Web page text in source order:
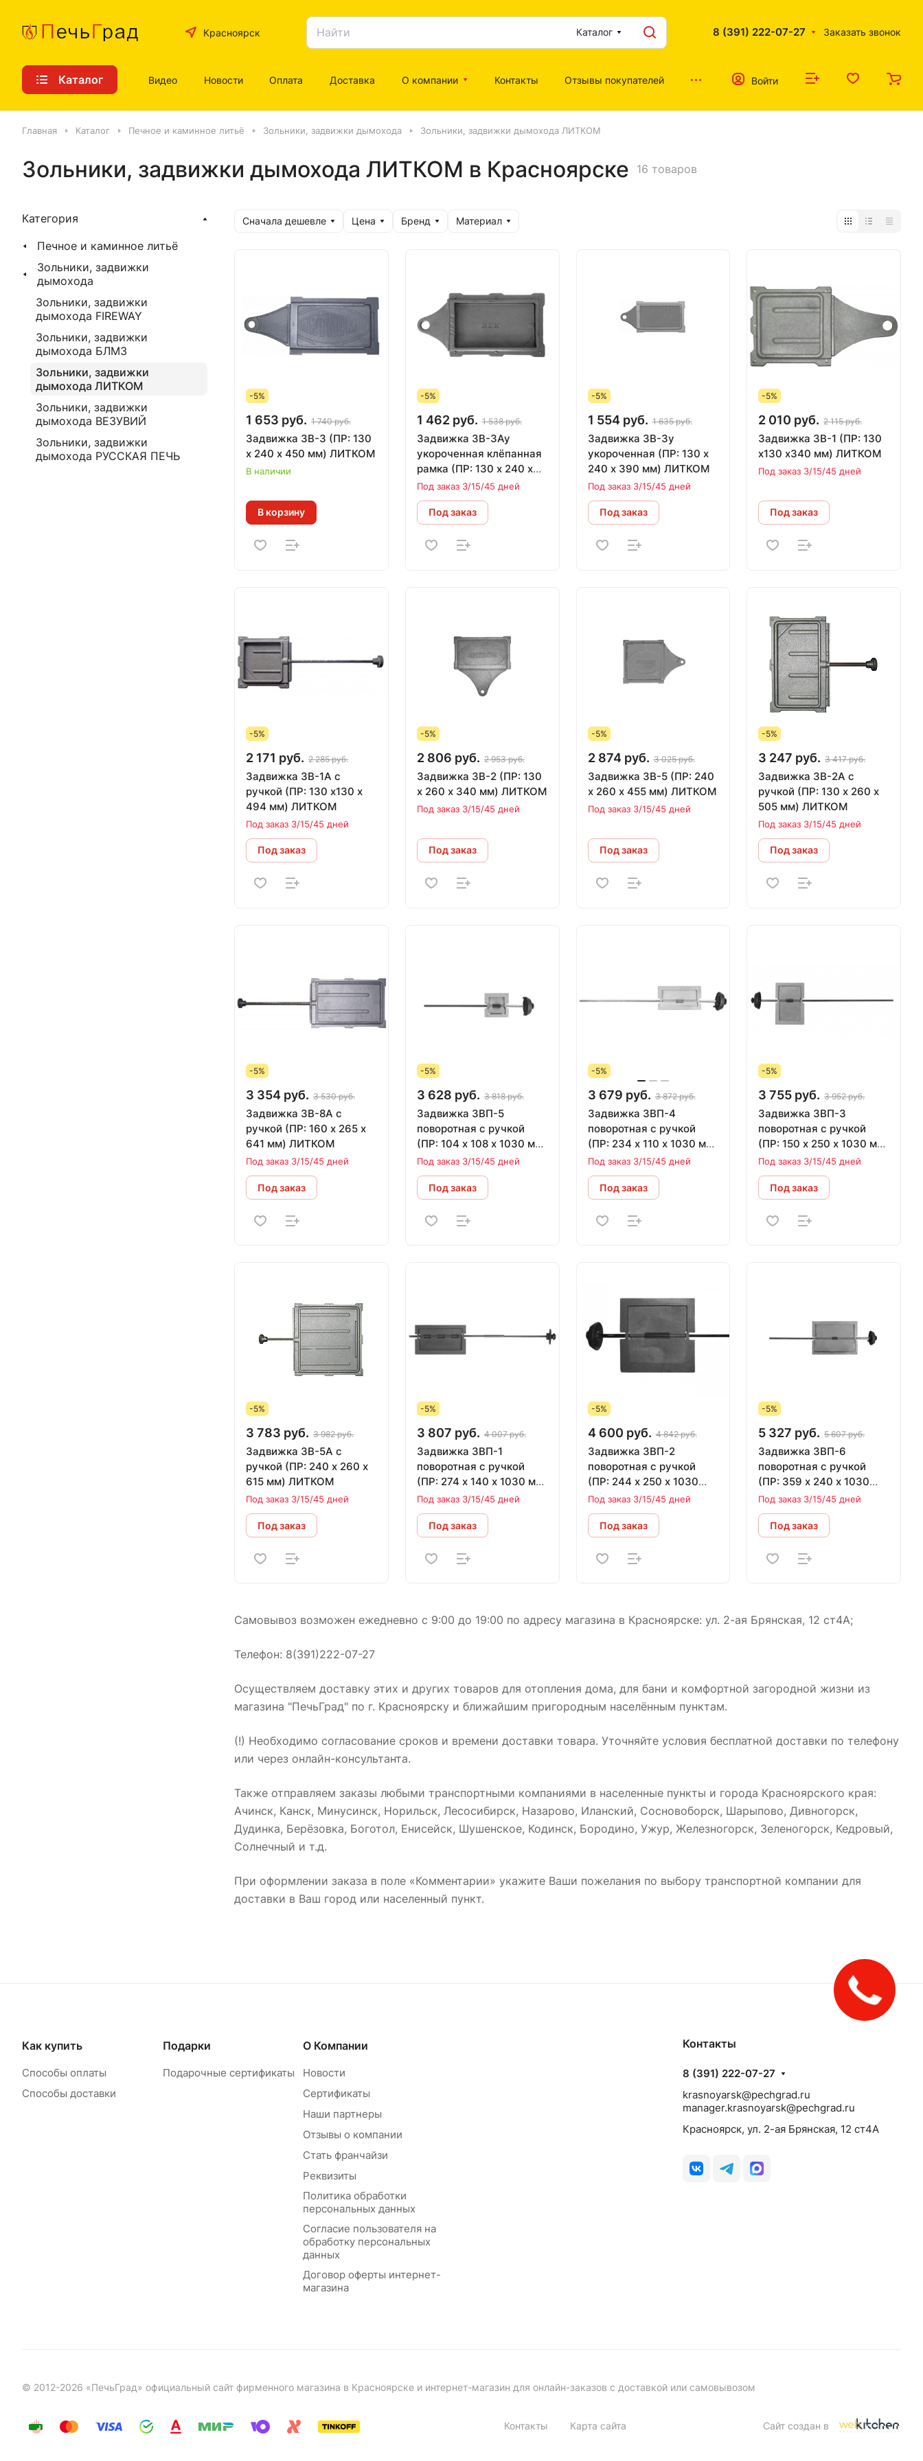
Красноярск Каталог 8 (391) 222-07-27 Заказать звонок
Каталог Видео Новости Оплата Доставка О компании Контакты Отзывы покупателей Войти
Главная Каталог Печное и каминное литьё Зольники, задвижки дымохода Зольники, задвижки дымохода ЛИТКОМ
Зольники, задвижки дымохода ЛИТКОМ в Красноярске 16 товаров
Сначала дешевле Цена Бренд Материал
-5%
1 653 руб. 1 740 руб.
Задвижка 3В-3 (ПР: 130
х 240 х 450 мм) ЛИТКОМ
В наличии
В корзину
-5%
1 462 руб. 1 538 руб.
Задвижка 3В-3Ау
укороченная клёпанная
рамка (ПР: 130 х 240 х
390 мм) ЛИТКОМ(СНЯТА
С ПРОИЗВОДСТВА)
Под заказ 3/15/45 дней
Под заказ
-5%
1 554 руб. 1 635 руб.
Задвижка 3В-3у
укороченная (ПР: 130 х
240 х 390 мм) ЛИТКОМ
Под заказ 3/15/45 дней
Под заказ
-5%
2 010 руб. 2 115 руб.
Задвижка 3В-1 (ПР: 130
х130 х340 мм) ЛИТКОМ
Под заказ 3/15/45 дней
Под заказ
-5%
2 171 руб. 2 285 руб.
Задвижка 3В-1А с
ручкой (ПР: 130 х130 х
494 мм) ЛИТКОМ
Под заказ 3/15/45 дней
Под заказ
-5%
2 806 руб. 2 953 руб.
Задвижка 3В-2 (ПР: 130
х 260 х 340 мм) ЛИТКОМ
Под заказ 3/15/45 дней
Под заказ
-5%
2 874 руб. 3 025 руб.
Задвижка 3В-5 (ПР: 240
х 260 х 455 мм) ЛИТКОМ
Под заказ 3/15/45 дней
Под заказ
-5%
3 247 руб. 3 417 руб.
Задвижка 3В-2А с
ручкой (ПР: 130 х 260 х
505 мм) ЛИТКОМ
Под заказ 3/15/45 дней
Под заказ
-5%
3 354 руб. 3 530 руб.
Задвижка 3В-8А с
ручкой (ПР: 160 х 265 х
641 мм) ЛИТКОМ
Под заказ 3/15/45 дней
Под заказ
-5%
3 628 руб. 3 818 руб.
Задвижка 3ВП-5
поворотная с ручкой
(ПР: 104 х 108 х 1030 мм)
ЛИТКОМ
Под заказ 3/15/45 дней
Под заказ
-5%
3 679 руб. 3 872 руб.
Задвижка 3ВП-4
поворотная с ручкой
(ПР: 234 х 110 х 1030 мм)
ЛИТКОМ
Под заказ 3/15/45 дней
Под заказ
-5%
3 755 руб. 3 952 руб.
Задвижка 3ВП-3
поворотная с ручкой
(ПР: 150 х 250 х 1030 мм)
ЛИТКОМ
Под заказ 3/15/45 дней
Под заказ
-5%
3 783 руб. 3 982 руб.
Задвижка 3В-5А с
ручкой (ПР: 240 х 260 х
615 мм) ЛИТКОМ
Под заказ 3/15/45 дней
Под заказ
-5%
3 807 руб. 4 007 руб.
Задвижка 3ВП-1
поворотная с ручкой
(ПР: 274 х 140 х 1030 мм)
ЛИТКОМ
Под заказ 3/15/45 дней
Под заказ
-5%
4 600 руб. 4 842 руб.
Задвижка 3ВП-2
поворотная с ручкой
(ПР: 244 х 250 х 1030
мм) ЛИТКОМ
Под заказ 3/15/45 дней
Под заказ
-5%
5 327 руб. 5 607 руб.
Задвижка 3ВП-6
поворотная с ручкой
(ПР: 359 х 240 х 1030
мм) ЛИТКОМ
Под заказ 3/15/45 дней
Под заказ
Самовывоз возможен ежедневно с 9:00 до 19:00 по адресу магазина в Красноярске: ул. 2-ая Брянская, 12 ст4А;
Телефон: 8(391)222-07-27
Осуществляем доставку этих и других товаров для отопления дома, для бани и комфортной загородной жизни из
магазина "ПечьГрад" по г. Красноярску и ближайшим пригородным населённым пунктам.
(!) Необходимо согласование сроков и времени доставки товара. Уточняйте условия бесплатной доставки по телефону
или через онлайн-консультанта.
Также отправляем заказы любыми транспортными компаниями в населенные пункты и города Красноярского края:
Ачинск, Канск, Минусинск, Норильск, Лесосибирск, Назарово, Иланский, Сосновоборск, Шарыпово, Дивногорск,
Дудинка, Берёзовка, Боготол, Енисейск, Шушенское, Кодинск, Бородино, Ужур, Железногорск, Зеленогорск, Кедровый,
Солнечный и т.д.
При оформлении заказа в поле «Комментарии» укажите Ваши пожелания по выбору транспортной компании для
доставки в Ваш город или населенный пункт.
Категория
Печное и каминное литьё
Зольники, задвижки
дымохода
Зольники, задвижки
дымохода FIREWAY
Зольники, задвижки
дымохода БЛМЗ
Зольники, задвижки
дымохода ЛИТКОМ
Зольники, задвижки
дымохода ВЕЗУВИЙ
Зольники, задвижки
дымохода РУССКАЯ ПЕЧЬ
Как купить
Способы оплаты
Способы доставки
Подарки
Подарочные сертификаты
О Компании
Новости
Сертификаты
Наши партнеры
Отзывы о компании
Стать франчайзи
Реквизиты
Политика обработки
персональных данных
Согласие пользователя на
обработку персональных
данных
Договор оферты интернет-
магазина
Контакты
8 (391) 222-07-27
krasnoyarsk@pechgrad.ru
manager.krasnoyarsk@pechgrad.ru
Красноярск, ул. 2-ая Брянская, 12 ст4А
© 2012-2026 «ПечьГрад» официальный сайт фирменного магазина в Красноярске и интернет-магазин для онлайн-заказов с доставкой или самовывозом
Контакты Карта сайта Сайт создан в
Закажите
звонок!